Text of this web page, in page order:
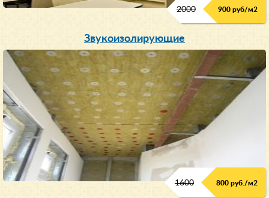
2000 900 руб/м2
Звукоизолирующие
1600 800 руб./м2